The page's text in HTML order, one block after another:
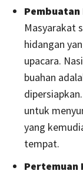
Masyarakat
hidangan
upacara.
buahan
untuk
yang
tempat.
Pertemuan